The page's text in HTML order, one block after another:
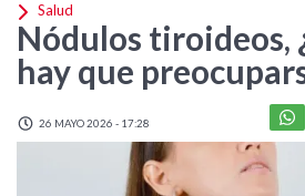
Salud
Nódulos tiroideos,
hay que
26 MAYO 2026 - 17:28